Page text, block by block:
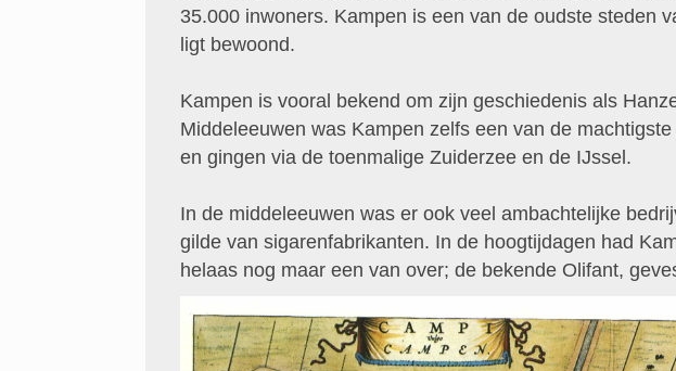
35.000 inwoners. Kampen is een van de oudste steden
ligt bewoond.
Kampen is vooral bekend om zijn geschiedenis als
Middeleeuwen was Kampen zelfs een van de
en gingen via de toenmalige Zuiderzee en de IJssel.
In de middeleeuwen was er ook veel ambachtelijke
gilde van sigarenfabrikanten. In de hoogtijdagen had
helaas nog maar een van over; de bekende Olifant,